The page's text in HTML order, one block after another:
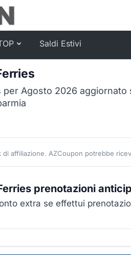
Saldi Estivi
Agosto 2026
affiliazione. AZCoupon potrebbe
prenotazioni
extra se effettui